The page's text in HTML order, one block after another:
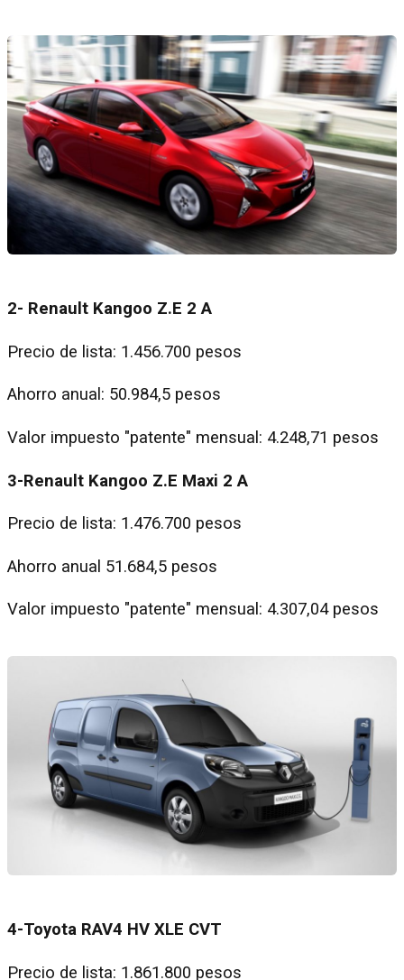
2- Renault Kangoo Z.E 2 A
Precio de lista: 1.456.700 pesos
Ahorro anual: 50.984,5 pesos
Valor impuesto "patente" mensual: 4.248,71 pesos
3-Renault Kangoo Z.E Maxi 2 A
Precio de lista: 1.476.700 pesos
Ahorro anual 51.684,5 pesos
Valor impuesto "patente" mensual: 4.307,04 pesos
4-Toyota RAV4 HV XLE CVT
Precio de lista: 1.861.800 pesos